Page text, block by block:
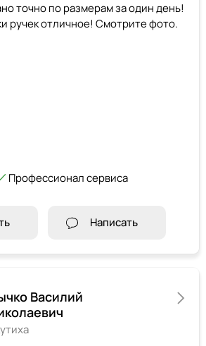
точно по размерам за один день!
ручек отличное! Смотрите фото.
Профессионал сервиса
Написать
Василий